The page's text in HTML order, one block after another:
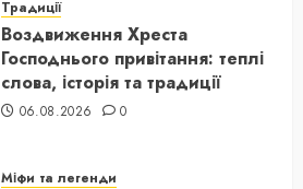
Традиції
Воздвиження Хреста
Господнього привітання: теплі
слова, історія та традиції
06.08.2026 0
Міфи та легенди